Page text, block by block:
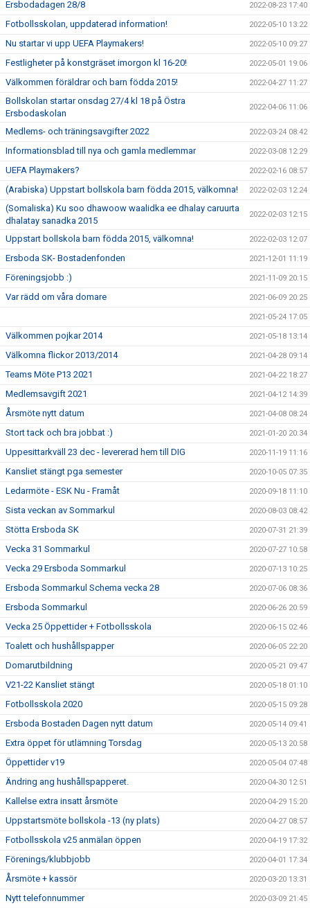
Ersbodadagen 28/8 2022-08-23 17:40
Fotbollsskolan, uppdaterad information! 2022-05-10 13:22
Nu startar vi upp UEFA Playmakers! 2022-05-10 09:27
Festligheter på konstgräset imorgon kl 16-20! 2022-05-01 19:06
Välkommen föräldrar och barn födda 2015! 2022-04-27 11:27
Bollskolan startar onsdag 27/4 kl 18 på Östra
Ersbodaskolan
2022-04-06 11:06
Medlems- och träningsavgifter 2022 2022-03-24 08:42
Informationsblad till nya och gamla medlemmar 2022-03-08 12:29
UEFA Playmakers? 2022-02-16 08:57
(Arabiska) Uppstart bollskola barn födda 2015, välkomna! 2022-02-03 12:24
(Somaliska) Ku soo dhawoow waalidka ee dhalay caruurta
dhalatay sanadka 2015
2022-02-03 12:15
Uppstart bollskola barn födda 2015, välkomna! 2022-02-03 12:07
Ersboda SK- Bostadenfonden 2021-12-01 11:19
Föreningsjobb :) 2021-11-09 20:15
Var rädd om våra domare 2021-06-09 20:25
2021-05-24 17:05
Välkommen pojkar 2014 2021-05-18 13:14
Välkomna flickor 2013/2014 2021-04-28 09:14
Teams Möte P13 2021 2021-04-22 18:27
Medlemsavgift 2021 2021-04-12 14:39
Årsmöte nytt datum 2021-04-08 08:24
Stort tack och bra jobbat :) 2021-01-20 20:34
Uppesittarkväll 23 dec - levererad hem till DIG 2020-11-19 11:16
Kansliet stängt pga semester 2020-10-05 07:35
Ledarmöte - ESK Nu - Framåt 2020-09-18 11:10
Sista veckan av Sommarkul 2020-08-03 08:42
Stötta Ersboda SK 2020-07-31 21:39
Vecka 31 Sommarkul 2020-07-27 10:58
Vecka 29 Ersboda Sommarkul 2020-07-13 10:25
Ersboda Sommarkul Schema vecka 28 2020-07-06 08:36
Ersboda Sommarkul 2020-06-26 20:59
Vecka 25 Öppettider + Fotbollsskola 2020-06-15 02:46
Toalett och hushållspapper 2020-06-05 22:20
Domarutbildning 2020-05-21 09:47
V21-22 Kansliet stängt 2020-05-18 01:10
Fotbollsskola 2020 2020-05-15 09:28
Ersboda Bostaden Dagen nytt datum 2020-05-14 09:41
Extra öppet för utlämning Torsdag 2020-05-13 20:58
Öppettider v19 2020-05-04 07:48
Ändring ang hushållspapperet. 2020-04-30 12:51
Kallelse extra insatt årsmöte 2020-04-29 15:20
Uppstartsmöte bollskola -13 (ny plats) 2020-04-27 08:57
Fotbollsskola v25 anmälan öppen 2020-04-19 17:32
Förenings/klubbjobb 2020-04-01 17:34
Årsmöte + kassör 2020-03-20 13:31
Nytt telefonnummer 2020-03-09 21:45